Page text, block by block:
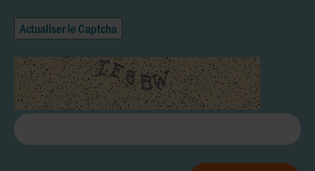
Actualiser le Captcha